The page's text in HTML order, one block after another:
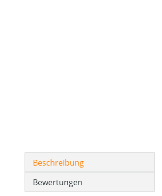
Beschreibung
Bewertungen